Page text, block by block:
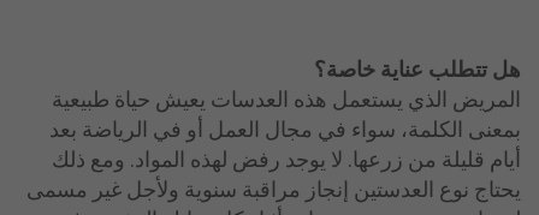
هل تتطلب عناية خاصة؟
المريض الذي يستعمل هذه العدسات يعيش حياة طبيعية
بمعنى الكلمة، سواء في مجال العمل أو في الرياضة بعد
أيام قليلة من زرعها. لا يوجد رفض لهذه المواد. ومع ذلك
يحتاج نوع العدستين إنجاز مراقبة سنوية ولأجل غير مسمى